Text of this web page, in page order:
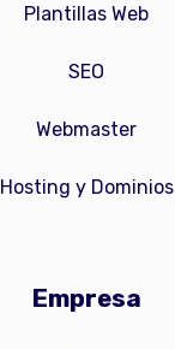
Plantillas Web
SEO
Webmaster
Hosting y Dominios
Empresa